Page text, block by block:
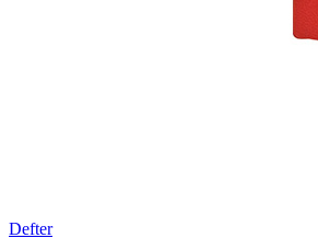
Defter